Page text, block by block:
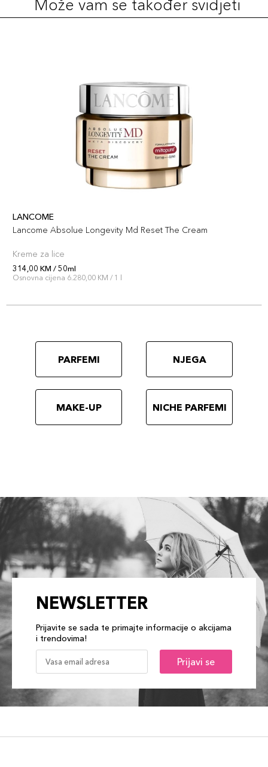
Može vam se također svidjeti
LANCOME
Lancome Absolue Longevity Md Reset The Cream
Kreme za lice
314,00 KM / 50ml
Osnovna cijena 6.280,00 KM / 1 l
PARFEMI NJEGA
MAKE-UP NICHE PARFEMI
NEWSLETTER
Prijavite se sada te primajte informacije o akcijama
i trendovima!
Prijavi se